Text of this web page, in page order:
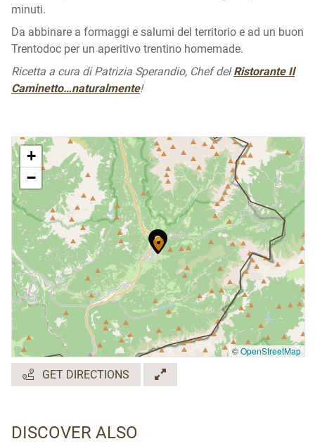
minuti.
Da abbinare a formaggi e salumi del territorio e ad un buon
Trentodoc per un aperitivo trentino homemade.
Ricetta a cura di Patrizia Sperandio, Chef delRistorante Il
Caminetto…naturalmente!
+
−
©OpenStreetMap
GET DIRECTIONS
DISCOVER ALSO